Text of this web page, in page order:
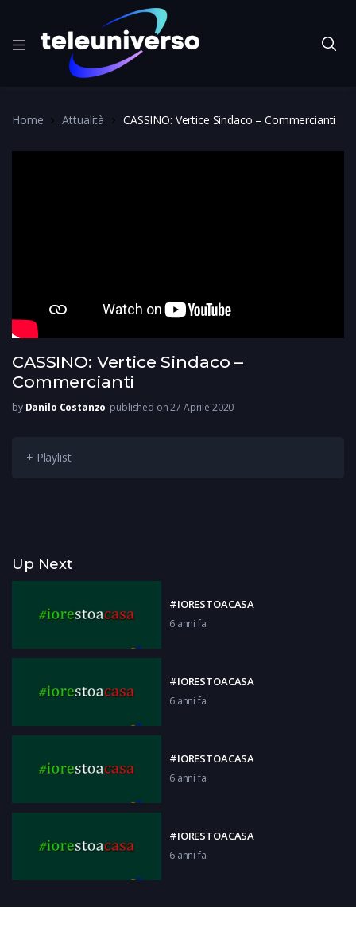
Home Attualità CASSINO: Vertice Sindaco – Commercianti
CASSINO: Vertice Sindaco –
Commercianti
by Danilo Costanzo published on 27 Aprile 2020
+ Playlist
Up Next
#IORESTOACASA
6 anni fa
#IORESTOACASA
6 anni fa
#IORESTOACASA
6 anni fa
#IORESTOACASA
6 anni fa